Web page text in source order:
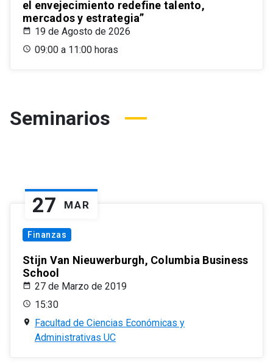
el envejecimiento redefine talento,
mercados y estrategia”
19 de Agosto de 2026
09:00 a 11:00 horas
Seminarios
27 MAR
Finanzas
Stijn Van Nieuwerburgh, Columbia Business
School
27 de Marzo de 2019
15:30
Facultad de Ciencias Económicas y
Administrativas UC